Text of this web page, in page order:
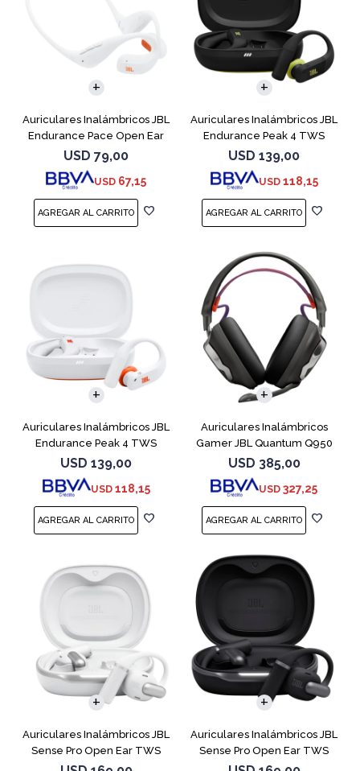
Auriculares Inalámbricos JBL
Endurance Pace Open Ear
Blanco
USD 79,00
USD 67,15
Auriculares Inalámbricos JBL
Endurance Peak 4 TWS
Negro
USD 139,00
USD 118,15
Auriculares Inalámbricos JBL
Endurance Peak 4 TWS
Blanco
USD 139,00
USD 118,15
Auriculares Inalámbricos
Gamer JBL Quantum Q950
Negro
USD 385,00
USD 327,25
Auriculares Inalámbricos JBL
Sense Pro Open Ear TWS
Blanco
Auriculares Inalámbricos JBL
Sense Pro Open Ear TWS
Negro